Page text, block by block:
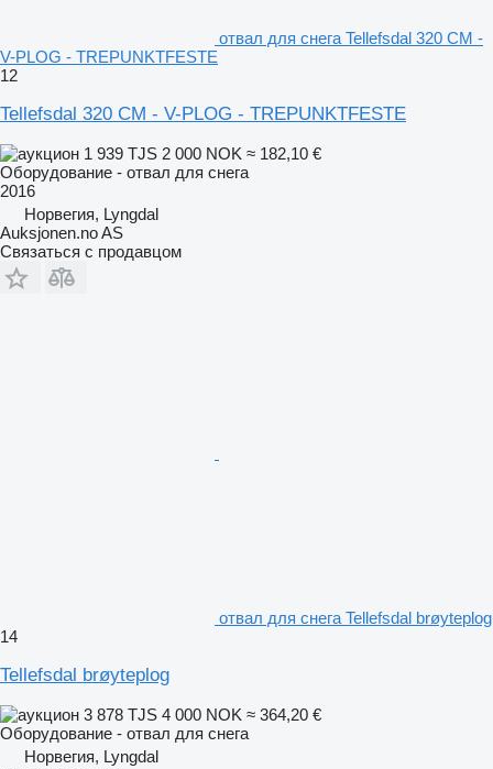
отвал для снега Tellefsdal 320 CM -
V-PLOG - TREPUNKTFESTE
12
Tellefsdal 320 CM - V-PLOG - TREPUNKTFESTE
1 939 TJS 2 000 NOK ≈ 182,10 €
Оборудование - отвал для снега
2016
Норвегия, Lyngdal
Auksjonen.no AS
Связаться с продавцом
отвал для снега Tellefsdal brøyteplog
14
Tellefsdal brøyteplog
3 878 TJS 4 000 NOK ≈ 364,20 €
Оборудование - отвал для снега
Норвегия, Lyngdal